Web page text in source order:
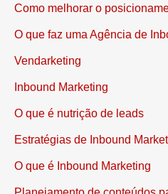
Como melhorar o
O que faz uma Agência de
Vendarketing
Inbound Marketing
O que é nutrição de leads
Estratégias de Inbound
O que é Inbound Marketing